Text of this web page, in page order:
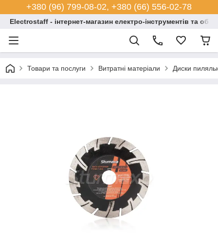
+380 (96) 799-08-02, +380 (66) 556-02-78
Electrostaff - інтернет-магазин електро-інструментів та
Товари та послуги Витратні матеріали Диски